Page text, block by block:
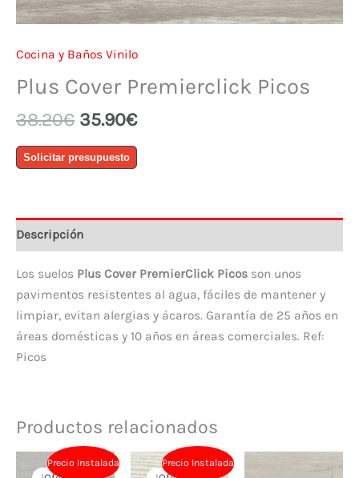
Cocina y Baños Vinilo
Plus Cover Premierclick Picos
38.20€ El
original
35.90€El
actual
Plus
Cover
cantidad
Solicitar presupuesto
Descripción
Los suelos Plus Cover PremierClick Picos son unos
pavimentos resistentes al agua, fáciles de mantener y
limpiar, evitan alergias y ácaros. Garantía de 25 años en
áreas domésticas y 10 años en áreas comerciales. Ref:
Picos
Productos relacionados
Precio Instalada Precio Instalada